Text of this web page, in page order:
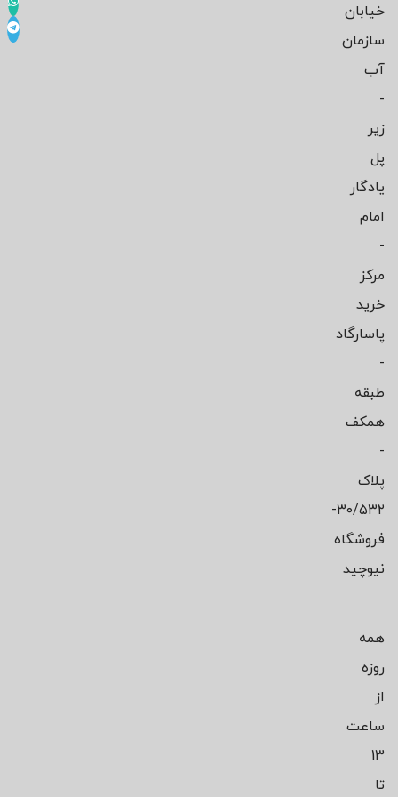
خیابان
سازمان
آب
-
زیر
پل
یادگار
امام
-
مرکز
خرید
پاسارگاد
-
طبقه
همکف
-
پلاک
۳۰/۵۳۲-
فروشگاه
نیوچید
همه
روزه
از
ساعت
13
تا